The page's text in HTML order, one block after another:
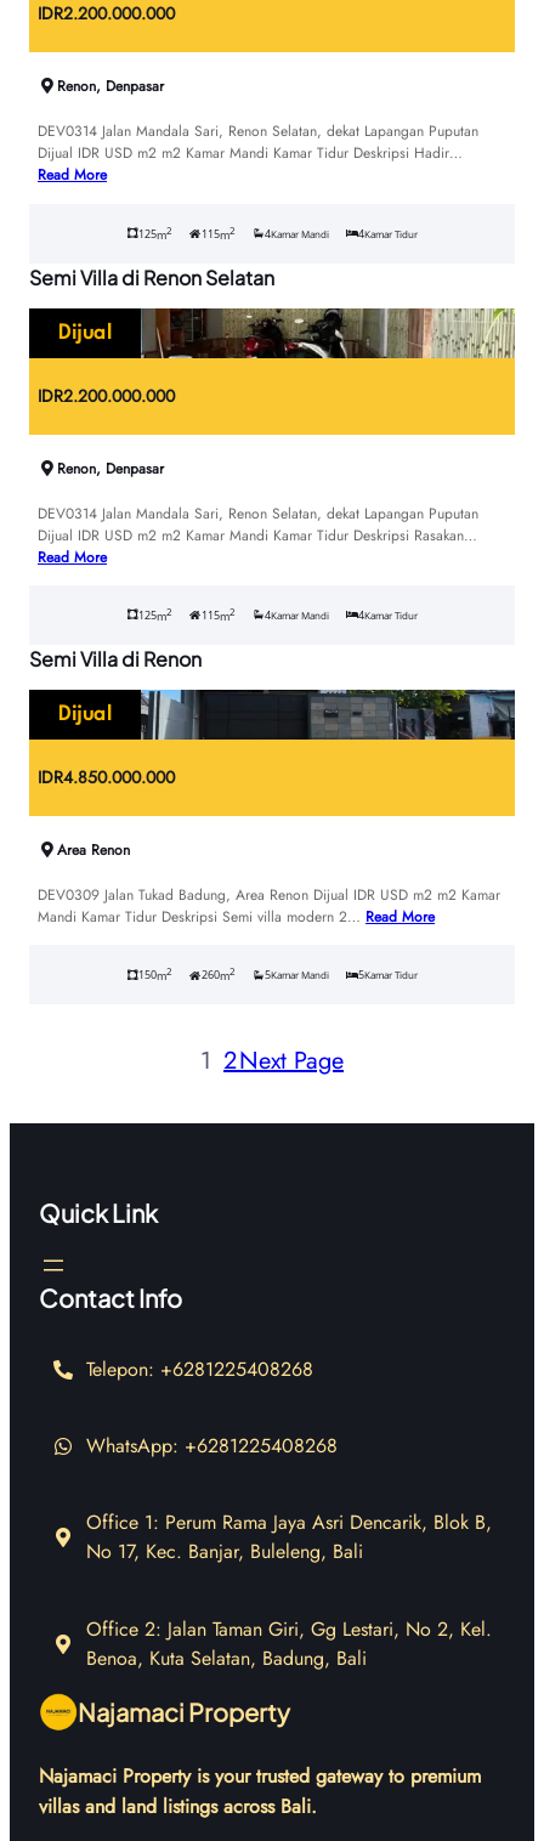
IDR2.200.000.000
Renon, Denpasar
DEV0314 Jalan Mandala Sari, Renon Selatan, dekat Lapangan Puputan
Dijual IDR USD m2 m2 Kamar Mandi Kamar Tidur Deskripsi Hadir…
Read More
125m2 115m2 4Kamar Mandi 4Kamar Tidur
Semi Villa di Renon Selatan
Dijual
IDR2.200.000.000
Renon, Denpasar
DEV0314 Jalan Mandala Sari, Renon Selatan, dekat Lapangan Puputan
Dijual IDR USD m2 m2 Kamar Mandi Kamar Tidur Deskripsi Rasakan…
Read More
125m2 115m2 4Kamar Mandi 4Kamar Tidur
Semi Villa di Renon
Dijual
IDR4.850.000.000
Area Renon
DEV0309 Jalan Tukad Badung, Area Renon Dijual IDR USD m2 m2 Kamar
Mandi Kamar Tidur Deskripsi Semi villa modern 2… Read More
150m2 260m2 5Kamar Mandi 5Kamar Tidur
1 2Next Page
Quick Link
Contact Info
Telepon: +6281225408268
WhatsApp: +6281225408268
Office 1: Perum Rama Jaya Asri Dencarik, Blok B,
No 17, Kec. Banjar, Buleleng, Bali
Office 2: Jalan Taman Giri, Gg Lestari, No 2, Kel.
Benoa, Kuta Selatan, Badung, Bali
Najamaci Property
Najamaci Property is your trusted gateway to premium
villas and land listings across Bali.